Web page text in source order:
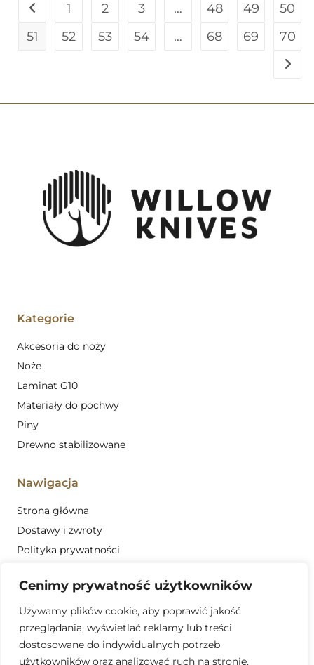
Cenimy prywatność użytkowników
Używamy plików cookie, aby poprawić jakość
przeglądania, wyświetlać reklamy lub treści
dostosowane do indywidualnych potrzeb
użytkowników oraz analizować ruch na stronie.
1 2 3 … 48 49
50
51
52 53 54 … 68 69 70
Kategorie
Akcesoria do noży
Noże
Laminat G10
Materiały do pochwy
Piny
Drewno stabilizowane
Nawigacja
Strona główna
Dostawy i zwroty
Polityka prywatności
Obszar działalności
Kontakt
881 689 321